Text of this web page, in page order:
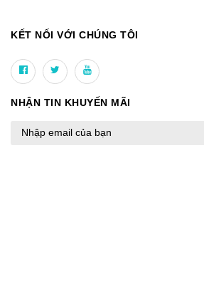
KẾT NỐI VỚI CHÚNG TÔI
NHẬN TIN KHUYẾN MÃI